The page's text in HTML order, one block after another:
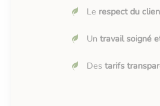
Le respect du
Un travail soigné
Des tarifs